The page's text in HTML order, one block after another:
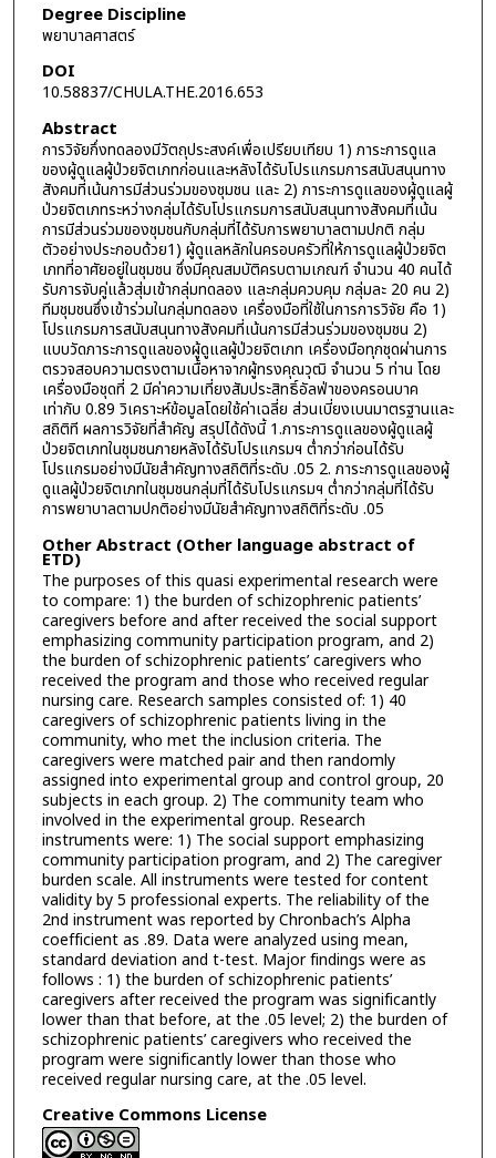
Degree Discipline
พยาบาลศาสตร์
DOI
10.58837/CHULA.THE.2016.653
Abstract
การวิจัยกึ่งทดลองมีวัตถุประสงค์เพื่อเปรียบเทียบ 1) ภาระการดูแล
ของผู้ดูแลผู้ป่วยจิตเภทก่อนและหลังได้รับโปรแกรมการสนับสนุนทาง
สังคมที่เน้นการมีส่วนร่วมของชุมชน และ 2) ภาระการดูแลของผู้ดูแลผู้
ป่วยจิตเภทระหว่างกลุ่มได้รับโปรแกรมการสนับสนุนทางสังคมที่เน้น
การมีส่วนร่วมของชุมชนกับกลุ่มที่ได้รับการพยาบาลตามปกติ กลุ่ม
ตัวอย่างประกอบด้วย1) ผู้ดูแลหลักในครอบครัวที่ให้การดูแลผู้ป่วยจิต
เภทที่อาศัยอยู่ในชุมชน ซึ่งมีคุณสมบัติครบตามเกณฑ์ จำนวน 40 คนได้
รับการจับคู่แล้วสุ่มเข้ากลุ่มทดลอง และกลุ่มควบคุม กลุ่มละ 20 คน 2)
ทีมชุมชนซึ่งเข้าร่วมในกลุ่มทดลอง เครื่องมือที่ใช้ในการการวิจัย คือ 1)
โปรแกรมการสนับสนุนทางสังคมที่เน้นการมีส่วนร่วมของชุมชน 2)
แบบวัดภาระการดูแลของผู้ดูแลผู้ป่วยจิตเภท เครื่องมือทุกชุดผ่านการ
ตรวจสอบความตรงตามเนื้อหาจากผู้ทรงคุณวุฒิ จำนวน 5 ท่าน โดย
เครื่องมือชุดที่ 2 มีค่าความเที่ยงสัมประสิทธิ์อัลฟ่าของครอนบาค
เท่ากับ 0.89 วิเคราะห์ข้อมูลโดยใช้ค่าเฉลี่ย ส่วนเบี่ยงเบนมาตรฐานและ
สถิติที ผลการวิจัยที่สำคัญ สรุปได้ดังนี้ 1.ภาระการดูแลของผู้ดูแลผู้
ป่วยจิตเภทในชุมชนภายหลังได้รับโปรแกรมฯ ต่ำกว่าก่อนได้รับ
โปรแกรมอย่างมีนัยสำคัญทางสถิติที่ระดับ .05 2. ภาระการดูแลของผู้
ดูแลผู้ป่วยจิตเภทในชุมชนกลุ่มที่ได้รับโปรแกรมฯ ต่ำกว่ากลุ่มที่ได้รับ
การพยาบาลตามปกติอย่างมีนัยสำคัญทางสถิติที่ระดับ .05
Other Abstract (Other language abstract of
ETD)
The purposes of this quasi experimental research were
to compare: 1) the burden of schizophrenic patients’
caregivers before and after received the social support
emphasizing community participation program, and 2)
the burden of schizophrenic patients’ caregivers who
received the program and those who received regular
nursing care. Research samples consisted of: 1) 40
caregivers of schizophrenic patients living in the
community, who met the inclusion criteria. The
caregivers were matched pair and then randomly
assigned into experimental group and control group, 20
subjects in each group. 2) The community team who
involved in the experimental group. Research
instruments were: 1) The social support emphasizing
community participation program, and 2) The caregiver
burden scale. All instruments were tested for content
validity by 5 professional experts. The reliability of the
2nd instrument was reported by Chronbach’s Alpha
coefficient as .89. Data were analyzed using mean,
standard deviation and t-test. Major findings were as
follows : 1) the burden of schizophrenic patients’
caregivers after received the program was significantly
lower than that before, at the .05 level; 2) the burden of
schizophrenic patients’ caregivers who received the
program were significantly lower than those who
received regular nursing care, at the .05 level.
Creative Commons License